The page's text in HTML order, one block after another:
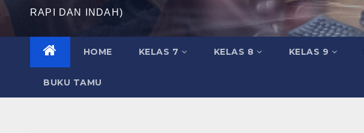
RAPI DAN INDAH)
HOME KELAS 7 KELAS 8 KELAS 9
BUKU TAMU